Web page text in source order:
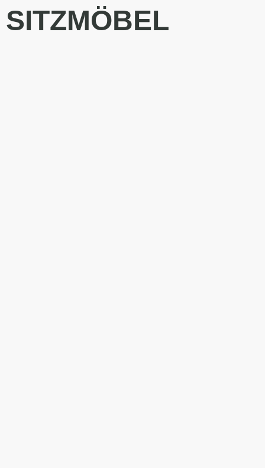
SITZMÖBEL